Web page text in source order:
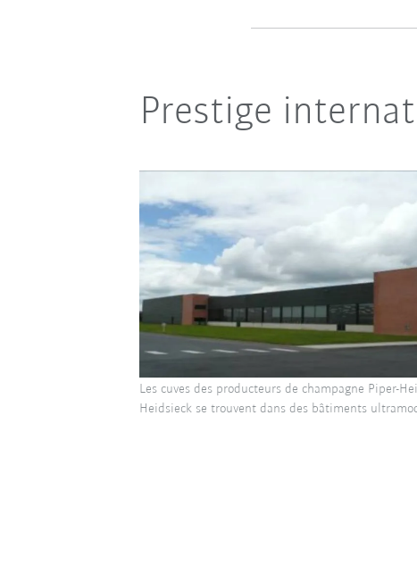
Prestige
Les cuves des producteurs de champagne Piper-
Heidsieck se trouvent dans des bâtiments